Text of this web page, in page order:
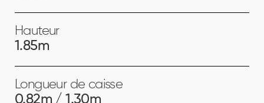
Hauteur
1.85m
Longueur de caisse
0.82m / 1.30m